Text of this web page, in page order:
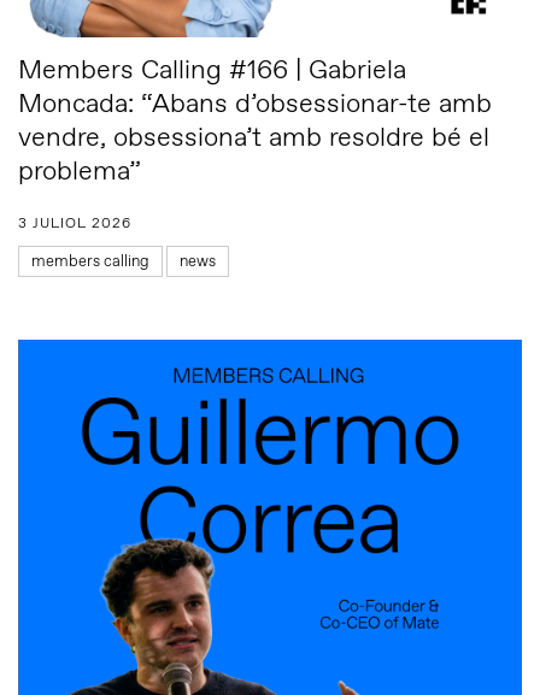
Members Calling #166 | Gabriela
Moncada: “Abans d’obsessionar-te amb
vendre, obsessiona’t amb resoldre bé el
problema”
3 JULIOL 2026
members calling news